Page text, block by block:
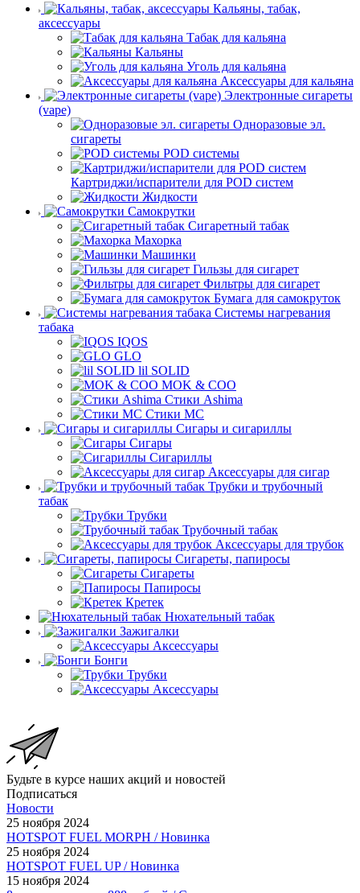
Кальяны, табак,
аксессуары
Табак для кальяна
Кальяны
Уголь для кальяна
Аксессуары для кальяна
Электронные сигареты
(vape)
Одноразовые эл.
сигареты
POD системы
Картриджи/испарители для POD систем
Жидкости
Самокрутки
Сигаретный табак
Махорка
Машинки
Гильзы для сигарет
Фильтры для сигарет
Бумага для самокруток
Системы нагревания
табака
IQOS
GLO
lil SOLID
MOK & COO
Стики Ashima
Стики MC
Сигары и сигариллы
Сигары
Сигариллы
Аксессуары для сигар
Трубки и трубочный
табак
Трубки
Трубочный табак
Аксессуары для трубок
Сигареты, папиросы
Сигареты
Папиросы
Кретек
Нюхательный табак
Зажигалки
Аксессуары
Бонги
Трубки
Аксессуары
Будьте в курсе наших акций и новостей
Подписаться
Новости
25 ноября 2024
HOTSPOT FUEL MORPH / Новинка
25 ноября 2024
HOTSPOT FUEL UP / Новинка
15 ноября 2024